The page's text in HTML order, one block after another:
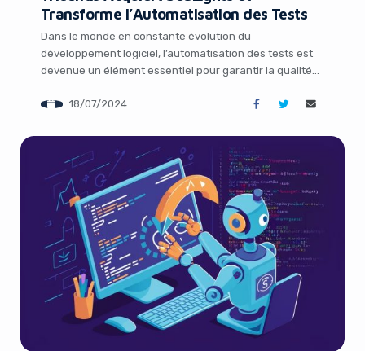
Transforme l’Automatisation des Tests
Dans le monde en constante évolution du
développement logiciel, l’automatisation des tests est
devenue un élément essentiel pour garantir la qualité
d’automatisation des tests de premier plan, vient de
de SeaLights, une startup spécialisée dans
l’optimisation du processus de test […]
18/07/2024
No Thanks